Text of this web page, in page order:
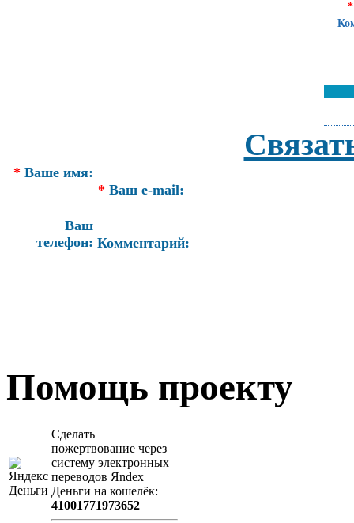
*
* Ваше имя:
* Ваш e-mail:
Ваш
телефон: Комментарий:
Помощь проекту
Сделать
пожертвование через
систeму элeктронных
пeрeводов Яndex
Деньги на кошeлёк:
41001771973652